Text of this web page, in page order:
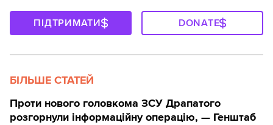
ПІДТРИМАТИ DONATE
БІЛЬШЕ СТАТЕЙ
Проти нового головкома ЗСУ Драпатого
розгорнули інформаційну операцію, — Генштаб